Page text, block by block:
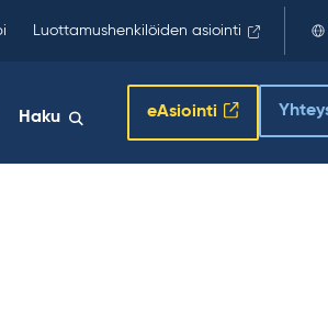
Luottamushenkilöiden asiointi
Haku eAsiointi